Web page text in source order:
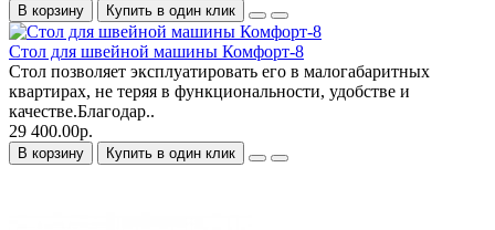
В корзину Купить в один клик
Стол для швейной машины Комфорт-8
Стол позволяет эксплуатировать его в малогабаритных
квартирах, не теряя в функциональности, удобстве и
качестве.Благодар..
29 400.00р.
В корзину Купить в один клик